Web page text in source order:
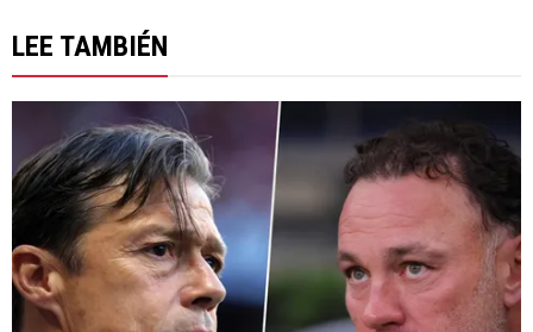
LEE TAMBIÉN